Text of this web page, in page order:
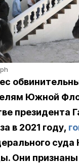
Южной
президента
в 2021 году,
Они